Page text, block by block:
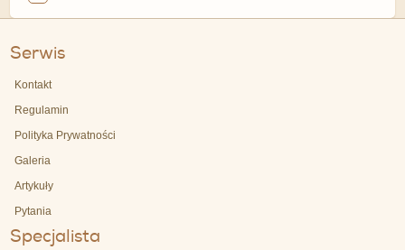
Serwis
Kontakt
Regulamin
Polityka Prywatności
Galeria
Artykuły
Pytania
Specjalista